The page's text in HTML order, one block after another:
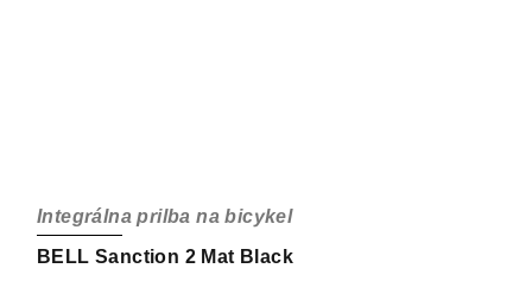
BELL Sanction 2 Mat Black
Integrálna prilba na bicykel